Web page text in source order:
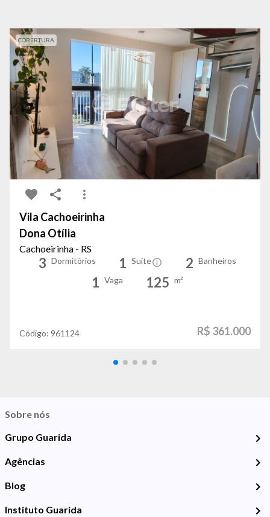
COBERTURA
Vila Cachoeirinha
Dona Otília
Cachoeirinha - RS
3 Dormitórios 1 Suíte 2 Banheiros
1 Vaga 125 m²
Código: 961124 R$ 361.000
Sobre nós
Grupo Guarida
Agências
Blog
Instituto Guarida